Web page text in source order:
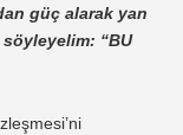
güç alarak yan
“BU